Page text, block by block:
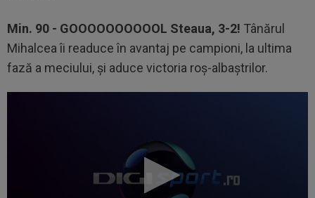
Min. 90 - GOOOOOOOOOOL Steaua, 3-2! Tânărul
Mihalcea îi readuce în avantaj pe campioni, la ultima
fază a meciului, şi aduce victoria roş-albaştrilor.